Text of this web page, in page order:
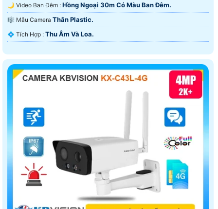
🌙 Video Ban Đêm : Hồng Ngoại 30m Có Màu Ban Ðêm.
🎼️ Mẫu Camera Thân Plastic.
️💠 Tích Hợp : Thu Âm Và Loa.